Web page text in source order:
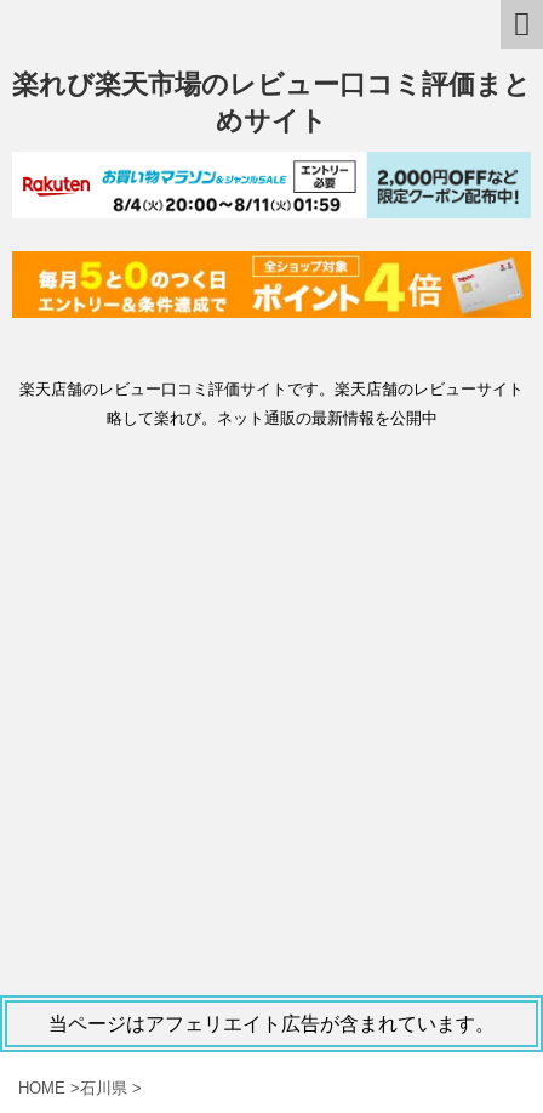
楽れび楽天市場のレビュー口コミ評価まと
めサイト
楽天店舗のレビュー口コミ評価サイトです。楽天店舗のレビューサイト
略して楽れび。ネット通販の最新情報を公開中
当ページはアフェリエイト広告が含まれています。
HOME >石川県 >